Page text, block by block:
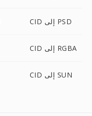
CID إلى PSD
CID إلى RGBA
CID إلى SUN